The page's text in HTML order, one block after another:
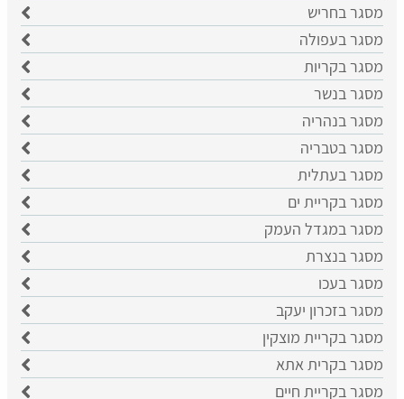
מסגר בחריש
מסגר בעפולה
מסגר בקריות
מסגר בנשר
מסגר בנהריה
מסגר בטבריה
מסגר בעתלית
מסגר בקריית ים
מסגר במגדל העמק
מסגר בנצרת
מסגר בעכו
מסגר בזכרון יעקב
מסגר בקריית מוצקין
מסגר בקרית אתא
מסגר בקריית חיים